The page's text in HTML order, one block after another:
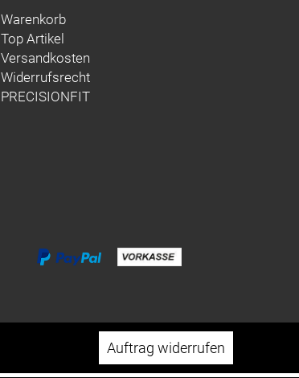
Warenkorb
Top Artikel
Versandkosten
Widerrufsrecht
PRECISIONFIT
Auftrag widerrufen